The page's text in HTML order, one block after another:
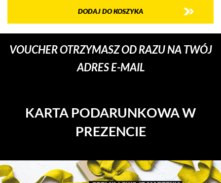
DODAJ DO KOSZYKA
VOUCHER OTRZYMASZ OD RAZU NA TWÓJ
ADRES E-MAIL
KARTA PODARUNKOWA W
PREZENCIE